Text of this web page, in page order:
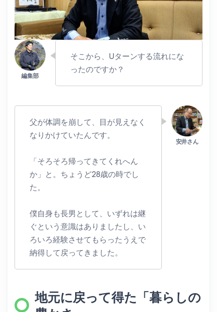
そこから、Uターンする流れにな
ったのですか？
父が体調を崩して、目が見えなく
なりかけていたんです。
「そろそろ帰ってきてくれへん
か」と。ちょうど28歳の時でし
た。
僕自身も長男として、いずれは継
ぐという意識はありましたし、い
ろいろ経験させてもらったうえで
納得して戻ってきました。
地元に戻って得た「暮らしの